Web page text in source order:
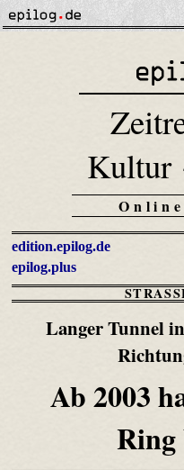
Kultur
edition.epilog.de
epilog.plus
Langer Tunnel
Ab 2003